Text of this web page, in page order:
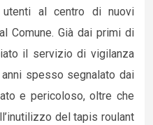
al centro di nuovi
Comune. Già dai primi di
il servizio di vigilanza
spesso segnalato dai
e pericoloso, oltre che
del tapis roulant